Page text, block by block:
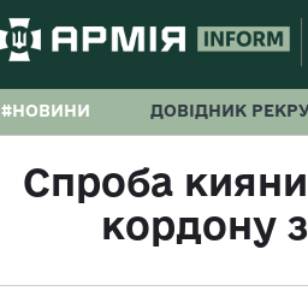
#НОВИНИ ДОВІДНИК
Спроба
кордону